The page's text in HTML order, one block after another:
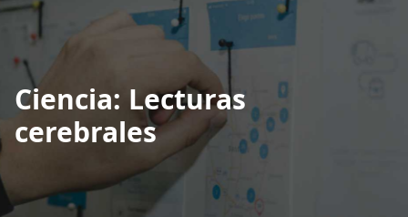
Ciencia: Lecturas
cerebrales